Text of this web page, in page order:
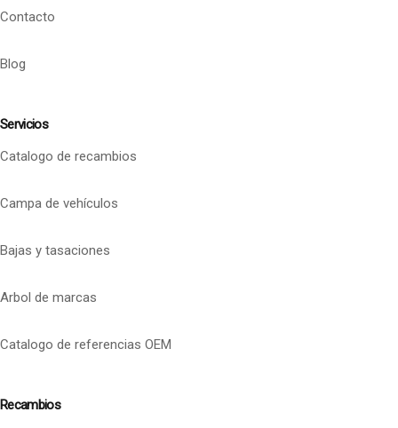
Contacto
Blog
Servicios
Catalogo de recambios
Campa de vehículos
Bajas y tasaciones
Arbol de marcas
Catalogo de referencias OEM
Recambios